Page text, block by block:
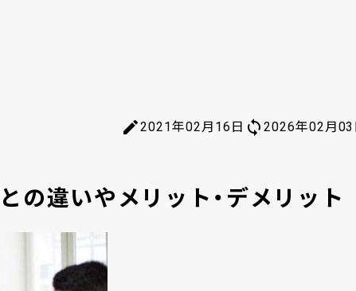
2021年02月16日 2026年02月
の違いやメリット・デメリット